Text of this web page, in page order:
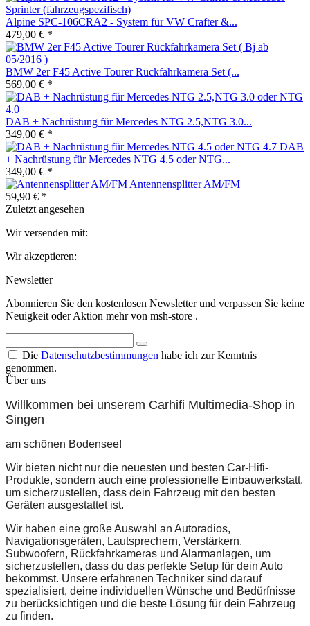
Alpine SPC-106CRA2 - System für VW Crafter &...
479,00 € *
BMW 2er F45 Active Tourer Rückfahrkamera Set (...
569,00 € *
DAB + Nachrüstung für Mercedes NTG 2.5,NTG 3.0...
349,00 € *
DAB
+ Nachrüstung für Mercedes NTG 4.5 oder NTG...
349,00 € *
Antennensplitter AM/FM
59,90 € *
Zuletzt angesehen
Wir versenden mit:
Wir akzeptieren:
Newsletter
Abonnieren Sie den kostenlosen Newsletter und verpassen Sie keine
Neuigkeit oder Aktion mehr von msh-store .
Die Datenschutzbestimmungen habe ich zur Kenntnis
genommen.
Über uns
Willkommen bei unserem Carhifi Multimedia-Shop in
Singen
am schönen Bodensee!
Wir bieten nicht nur die neuesten und besten Car-Hifi-
Produkte, sondern auch eine professionelle Einbauwerkstatt,
um sicherzustellen, dass dein Fahrzeug mit den besten
Geräten ausgestattet ist.
Wir haben eine große Auswahl an Autoradios,
Navigationsgeräten, Lautsprechern, Verstärkern,
Subwoofern, Rückfahrkameras und Alarmanlagen, um
sicherzustellen, dass du das perfekte Setup für dein Auto
bekommst. Unsere erfahrenen Techniker sind darauf
spezialisiert, deine individuellen Wünsche und Bedürfnisse
zu berücksichtigen und die beste Lösung für dein Fahrzeug
zu finden.